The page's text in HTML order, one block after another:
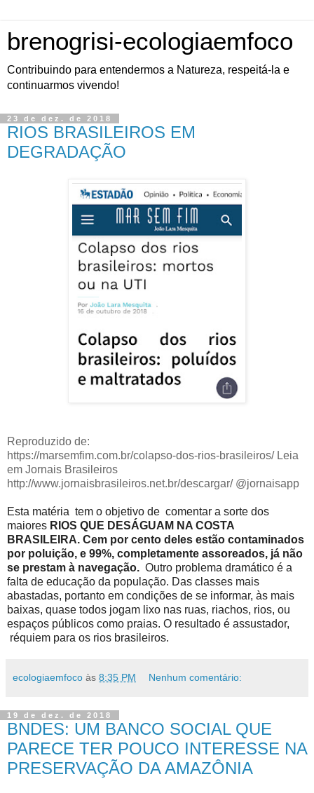
brenogrisi-ecologiaemfoco
Contribuindo para entendermos a Natureza, respeitá-la e
continuarmos vivendo!
23 de dez. de 2018
RIOS BRASILEIROS EM
DEGRADAÇÃO
Reproduzido de:
https://marsemfim.com.br/colapso-dos-rios-brasileiros/ Leia
em Jornais Brasileiros
http://www.jornaisbrasileiros.net.br/descargar/ @jornaisapp
Esta matéria tem o objetivo de comentar a sorte dos
maiores RIOS QUE DESÁGUAM NA COSTA
BRASILEIRA. Cem por cento deles estão contaminados
por poluição, e 99%, completamente assoreados, já não
se prestam à navegação. Outro problema dramático é a
falta de educação da população. Das classes mais
abastadas, portanto em condições de se informar, às mais
baixas, quase todos jogam lixo nas ruas, riachos, rios, ou
espaços públicos como praias. O resultado é assustador,
réquiem para os rios brasileiros.
ecologiaemfoco às 8:35 PM Nenhum comentário:
19 de dez. de 2018
BNDES: UM BANCO SOCIAL QUE
PARECE TER POUCO INTERESSE NA
PRESERVAÇÃO DA AMAZÔNIA